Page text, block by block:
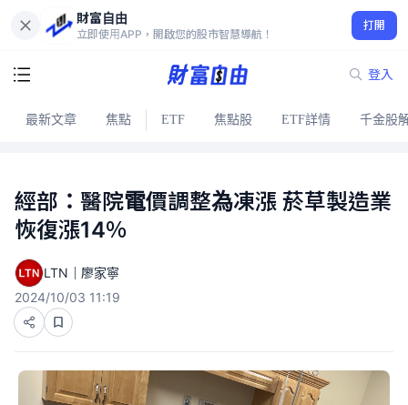
財富自由
立即使用APP，開啟您的股市智慧導航！
打開
登入
最新文章 焦點 ETF 焦點股 ETF詳情 千金股
經部：醫院電價調整為凍漲 菸草製造業
恢復漲14％
LTN｜廖家寧
2024/10/03 11:19